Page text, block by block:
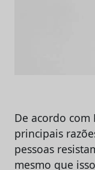
De acordo com
principais
pessoas
mesmo que